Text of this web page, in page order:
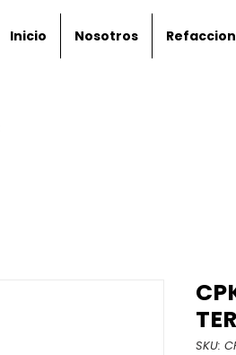
Inicio Nosotros
SKU: